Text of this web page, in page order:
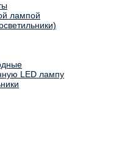
лампой
LED лампу